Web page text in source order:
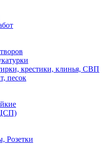
крестики, клинья, СВП
песок
Розетки